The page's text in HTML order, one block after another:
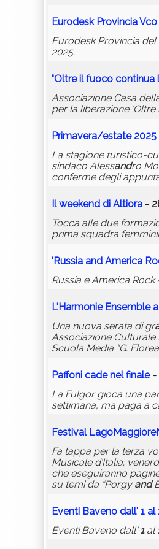
Eurodesk Provincia Vco
Eurodesk Provincia
2025.
"Oltre il fuoco continua
Associazione Casa
per la liberazione
Primavera/estate 2025
La stagione turistico-
sindaco Alessandro
conferme degli
Il weekend di Altiora -
Tocca alle due
prima squadra
'Russia and America
Russia e America
L'Harmonie Ensemble
Una nuova serata di gr
Associazione
Scuola Media “G.
Paffoni cade nel finale-
La Fulgor gioca una
settimana, ma paga a
Festival
Fa tappa per la terza
Musicale d’Italia:
che eseguiranno
su temi da “Porgy and
Eventi Baveno dall' 1 al
Eventi Baveno dall'1al